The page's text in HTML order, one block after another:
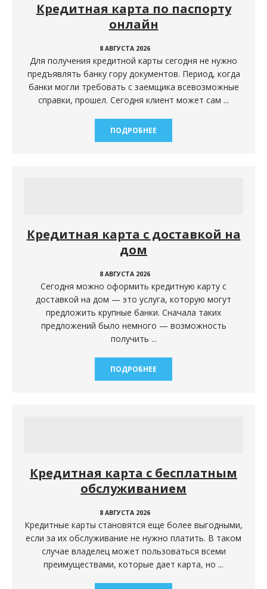
Кредитная карта по паспорту
онлайн
8 АВГУСТА 2026
Для получения кредитной карты сегодня не нужно
предъявлять банку гору документов. Период, когда
банки могли требовать с заемщика всевозможные
справки, прошел. Сегодня клиент может сам ...
ПОДРОБНЕЕ
Кредитная карта с доставкой на
дом
8 АВГУСТА 2026
Сегодня можно оформить кредитную карту с
доставкой на дом — это услуга, которую могут
предложить крупные банки. Сначала таких
предложений было немного — возможность
получить ...
ПОДРОБНЕЕ
Кредитная карта с бесплатным
обслуживанием
8 АВГУСТА 2026
Кредитные карты становятся еще более выгодными,
если за их обслуживание не нужно платить. В таком
случае владелец может пользоваться всеми
преимуществами, которые дает карта, но ...